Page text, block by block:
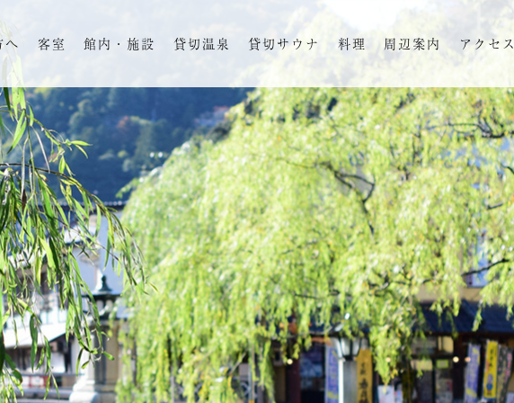
へ 客室 館内・施設 貸切温泉 貸切サウナ 料理 周辺案内 アクセス